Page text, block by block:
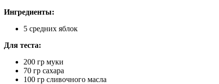
Ингредиенты:
5 средних яблок
Для теста:
200 гр муки
70 гр сахара
100 гр сливочного масла